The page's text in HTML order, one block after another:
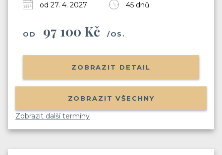
od 27. 4. 2027
45 dnů
OD 97 100 Kč /OS.
ZOBRAZIT DETAIL
ZOBRAZIT VŠECHNY
Zobrazit další termíny